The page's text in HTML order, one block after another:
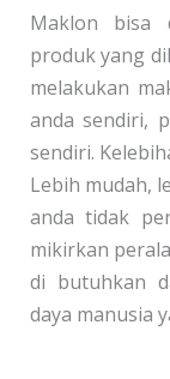
Maklon bisa
produk yang
melakukan
anda sendiri,
sendiri.
Lebih mudah,
anda tidak
mikirkan
di butuhkan
daya manusia